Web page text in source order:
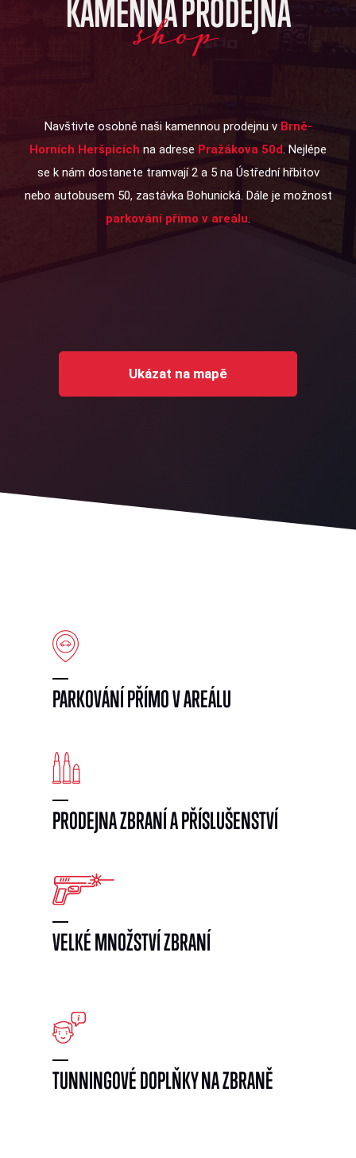
KAMENNÁ PRODEJNA
shop
Navštivte osobně naši kamennou prodejnu v Brně-
Horních Heršpicích na adrese Pražákova 50d. Nejlépe
se k nám dostanete tramvají 2 a 5 na Ústřední hřbitov
nebo autobusem 50, zastávka Bohunická. Dále je možnost
parkování přímo v areálu.
Ukázat na mapě
PARKOVÁNÍ PŘÍMO V AREÁLU
PRODEJNA ZBRANÍ A PŘÍSLUŠENSTVÍ
VELKÉ MNOŽSTVÍ ZBRANÍ
TUNNINGOVÉ DOPLŇKY NA ZBRANĚ